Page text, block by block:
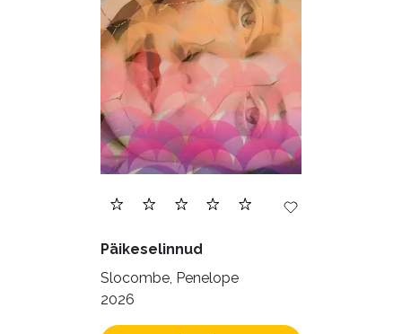
Päikeselinnud
Slocombe, Penelope
2026